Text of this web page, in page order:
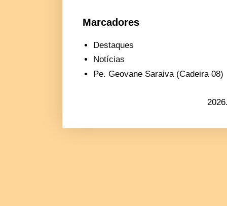
Marcadores
Destaques
Notícias
Pe. Geovane Saraiva (Cadeira 08)